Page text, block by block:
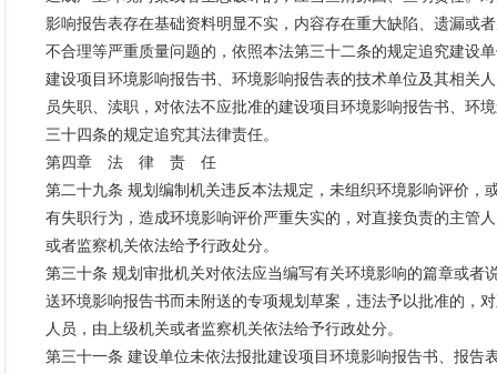
影响报告表存在基础资料明显不实，内容存在重大缺陷、遗漏或
不合理等严重质量问题的，依照本法第三十二条的规定追究建设
建设项目环境影响报告书、环境影响报告表的技术单位及其相关
员失职、渎职，对依法不应批准的建设项目环境影响报告书、环
三十四条的规定追究其法律责任。
第四章 法 律 责 任
第二十九条 规划编制机关违反本法规定，未组织环境影响评价，
有失职行为，造成环境影响评价严重失实的，对直接负责的主管
或者监察机关依法给予行政处分。
第三十条 规划审批机关对依法应当编写有关环境影响的篇章或者
送环境影响报告书而未附送的专项规划草案，违法予以批准的，
人员，由上级机关或者监察机关依法给予行政处分。
第三十一条 建设单位未依法报批建设项目环境影响报告书、报告